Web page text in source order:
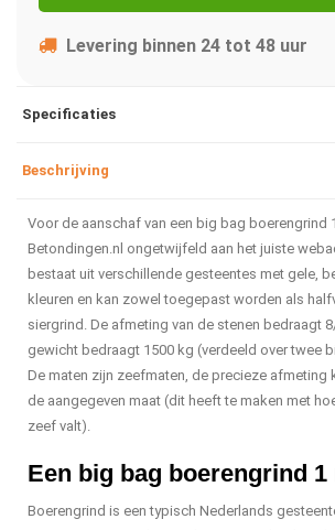
Levering binnen 24 tot 48 uur
Specificaties
Beschrijving
Voor de aanschaf van een big bag boerengrind
Betondingen.nl ongetwijfeld aan het juiste
bestaat uit verschillende gesteentes met gele,
kleuren en kan zowel toegepast worden als
siergrind. De afmeting van de stenen bedraagt
gewicht bedraagt 1500 kg (verdeeld over twee
De maten zijn zeefmaten, de precieze afmeting
de aangegeven maat (dit heeft te maken met
zeef valt).
Een big bag boerengrind 1
Boerengrind is een typisch Nederlands